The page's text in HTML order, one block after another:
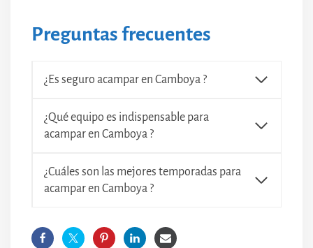
Preguntas frecuentes
¿Es seguro acampar en Camboya ?
¿Qué equipo es indispensable para
acampar en Camboya ?
¿Cuáles son las mejores temporadas para
acampar en Camboya ?